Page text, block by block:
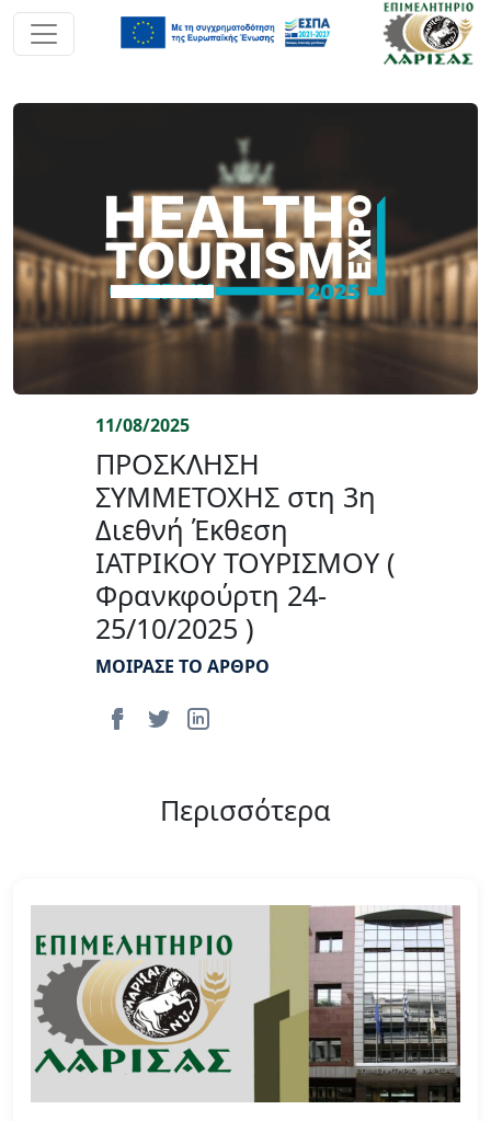
11/08/2025
ΠΡΟΣΚΛΗΣΗ
ΣΥΜΜΕΤΟΧΗΣ στη 3η
Διεθνή Έκθεση
ΙΑΤΡΙΚΟΥ ΤΟΥΡΙΣΜΟΥ (
Φρανκφούρτη 24-
25/10/2025 )
ΜΟΙΡΑΣΕ ΤΟ ΑΡΘΡΟ
Περισσότερα